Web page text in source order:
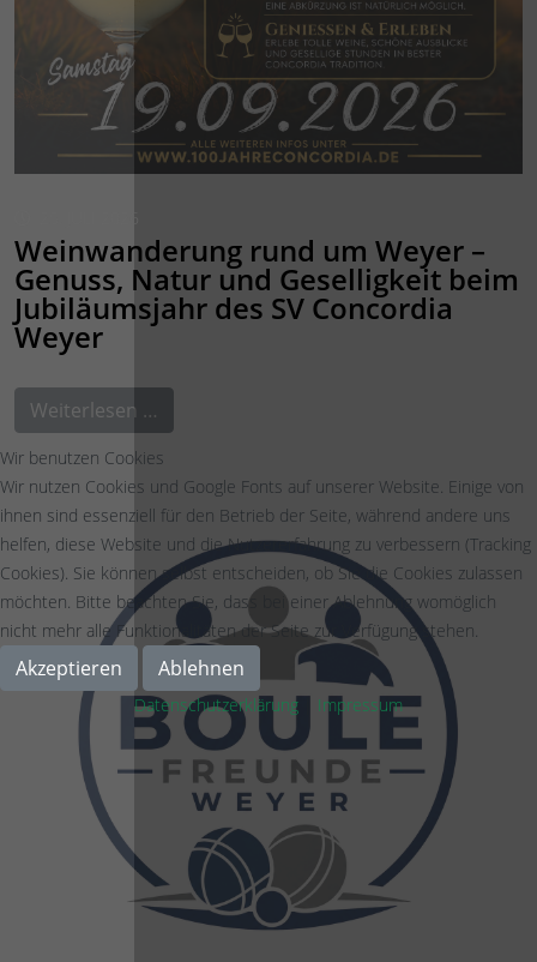
Weinwanderung rund um Weyer –
Genuss, Natur und Geselligkeit beim
Jubiläumsjahr des SV Concordia
Weyer
Weiterlesen …
Wir benutzen Cookies
Wir nutzen Cookies und Google Fonts auf unserer Website. Einige von
ihnen sind essenziell für den Betrieb der Seite, während andere uns
helfen, diese Website und die Nutzererfahrung zu verbessern (Tracking
Cookies). Sie können selbst entscheiden, ob Sie die Cookies zulassen
möchten. Bitte beachten Sie, dass bei einer Ablehnung womöglich
nicht mehr alle Funktionalitäten der Seite zur Verfügung stehen.
Akzeptieren Ablehnen
Datenschutzerklärung Impressum